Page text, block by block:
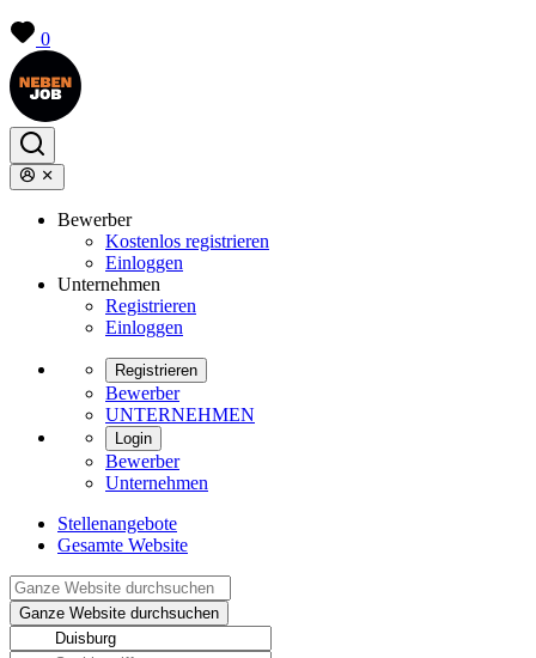
0
Bewerber
Kostenlos registrieren
Einloggen
Unternehmen
Registrieren
Einloggen
Registrieren
Bewerber
UNTERNEHMEN
Login
Bewerber
Unternehmen
Stellenangebote
Gesamte Website